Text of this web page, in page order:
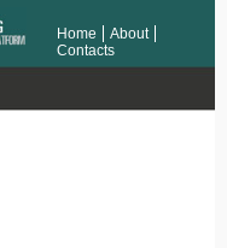
Home
About
Contacts